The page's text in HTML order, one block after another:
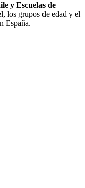
y Escuelas de
los grupos de edad y el
España.